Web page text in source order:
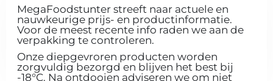
MegaFoodstunter streeft naar actuele en
nauwkeurige prijs- en productinformatie.
Voor de meest recente info raden we aan de
verpakking te controleren.
Onze diepgevroren producten worden
zorgvuldig bezorgd en blijven het best bij
-18°C. Na ontdooien adviseren we om niet